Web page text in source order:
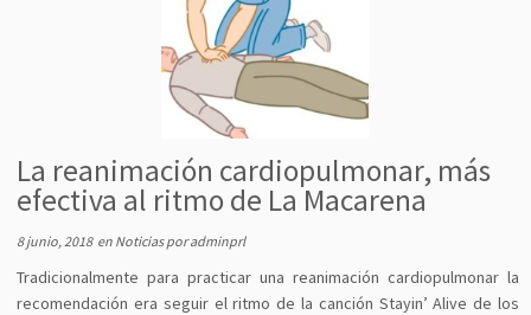
La reanimación cardiopulmonar, más
efectiva al ritmo de La Macarena
8 junio, 2018en Noticiasporadminprl
Tradicionalmente para practicar una reanimación cardiopulmonar la
recomendación era seguir el ritmo de la canción Stayin’ Alive de los